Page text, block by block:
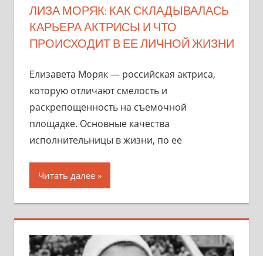
ЛИЗА МОРЯК: КАК СКЛАДЫВАЛАСЬ
КАРЬЕРА АКТРИСЫ И ЧТО
ПРОИСХОДИТ В ЕЕ ЛИЧНОЙ ЖИЗНИ
Елизавета Моряк — российская актриса,
которую отличают смелость и
раскрепощенность на съемочной
площадке. Основные качества
исполнительницы в жизни, по ее
Читать далее